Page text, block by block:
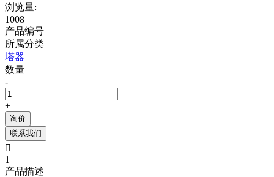
浏览量:
1008
产品编号
所属分类
塔器
数量
-
+
询价
联系我们

1
产品描述